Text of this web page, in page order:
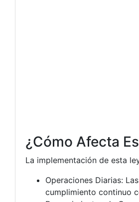
¿Cómo Afecta
La implementación de esta
Operaciones Diarias:
cumplimiento continuo